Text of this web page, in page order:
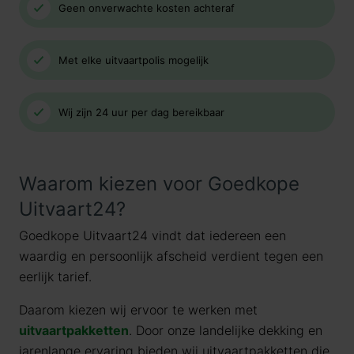
Geen onverwachte kosten achteraf
Met elke uitvaartpolis mogelijk
Wij zijn 24 uur per dag bereikbaar
Waarom kiezen voor Goedkope
Uitvaart24?
Goedkope Uitvaart24 vindt dat iedereen een
waardig en persoonlijk afscheid verdient tegen een
eerlijk tarief.
Daarom kiezen wij ervoor te werken met
uitvaartpakketten. Door onze landelijke dekking en
jarenlange ervaring bieden wij uitvaartpakketten die